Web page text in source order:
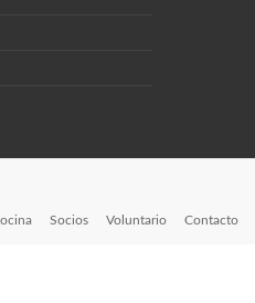
Socios Voluntario Contacto